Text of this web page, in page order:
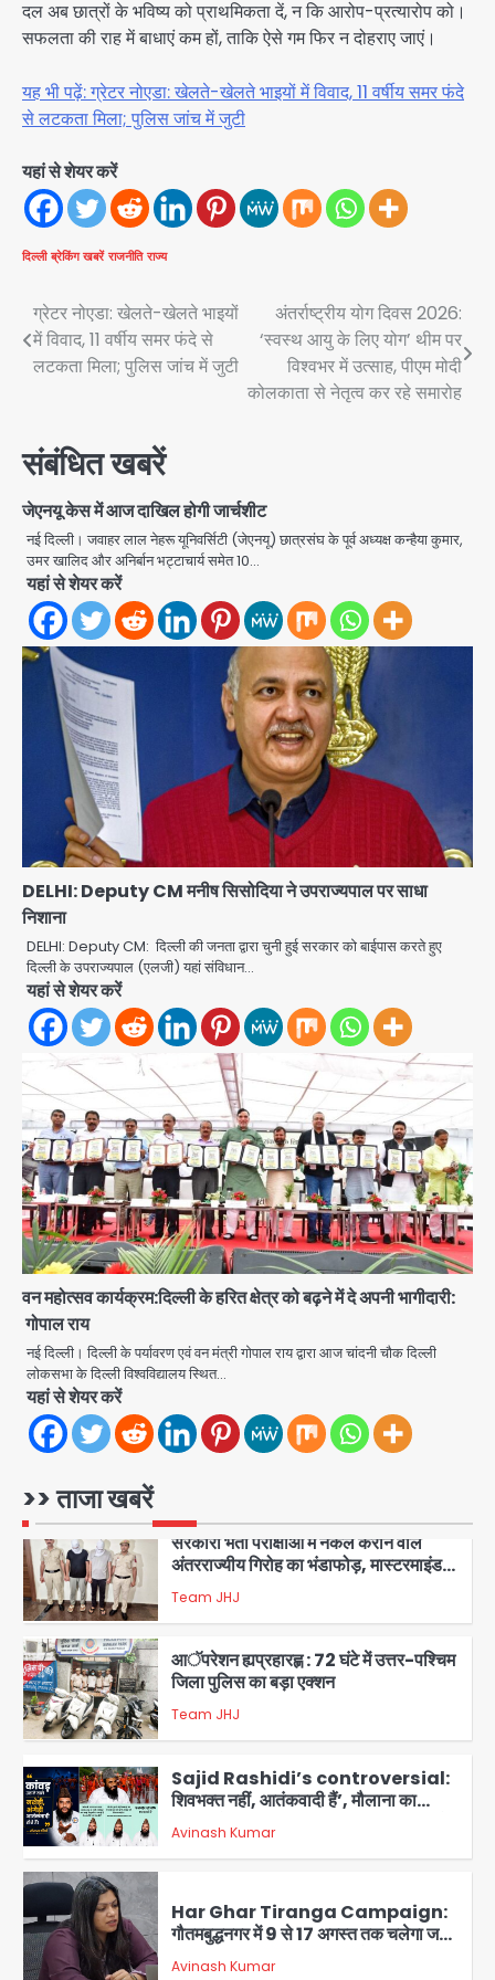
दल अब छात्रों के भविष्य को प्राथमिकता दें, न कि आरोप-प्रत्यारोप को।
सफलता की राह में बाधाएं कम हों, ताकि ऐसे गम फिर न दोहराए जाएं।
यह भी पढ़ें: ग्रेटर नोएडा: खेलते-खेलते भाइयों में विवाद, 11 वर्षीय समर फंदे
से लटकता मिला; पुलिस जांच में जुटी
यहां से शेयर करें
दिल्ली ब्रेकिंग खबरें राजनीति राज्य
Post
navigation
ग्रेटर नोएडा: खेलते-खेलते भाइयों
में विवाद, 11 वर्षीय समर फंदे से
लटकता मिला; पुलिस जांच में जुटी
अंतर्राष्ट्रीय योग दिवस 2026:
‘स्वस्थ आयु के लिए योग’ थीम पर
विश्वभर में उत्साह, पीएम मोदी
कोलकाता से नेतृत्व कर रहे समारोह
संबंधित खबरें
जेएनयू केस में आज दाखिल होगी जार्चशीट
नई दिल्ली। जवाहर लाल नेहरू यूनिवर्सिटी (जेएनयू) छात्रसंघ के पूर्व अध्यक्ष कन्हैया कुमार,
उमर खालिद और अनिर्बान भट्टाचार्य समेत 10…
यहां से शेयर करें
DELHI: Deputy CM मनीष सिसोदिया ने उपराज्यपाल पर साधा
निशाना
DELHI: Deputy CM: दिल्ली की जनता द्वारा चुनी हुई सरकार को बाईपास करते हुए
दिल्ली के उपराज्यपाल (एलजी) यहां संविधान…
यहां से शेयर करें
वन महोत्सव कार्यक्रम:दिल्ली के हरित क्षेत्र को बढ़ने में दे अपनी भागीदारी:
गोपाल राय
नई दिल्ली। दिल्ली के पर्यावरण एवं वन मंत्री गोपाल राय द्वारा आज चांदनी चौक दिल्ली
लोकसभा के दिल्ली विश्वविद्यालय स्थित…
यहां से शेयर करें
>> ताजा खबरें
एंटी-बर्गलरी सेल की बड़ी कामयाबी, चोरी के
माल की खरीद-फरोख्त करने वाले गिरोह का
Team JHJ
3
सरकारी भर्ती परीक्षाओं में नकल कराने वाले
अंतरराज्यीय गिरोह का भंडाफोड़, मास्टरमाइंड
जिला पुलिस का बड़ा एक्शन
Team JHJ
5
Sajid Rashidi’s controversial:
शिवभक्त नहीं, आतंकवादी हैं’, मौलाना का
कांवड़ियों पर विवादित बयान, BJP विधायक ने
कराई FIR, NSA की मांग
Avinash Kumar
Har Ghar Tiranga Campaign:
गौतमबुद्धनगर में 9 से 17 अगस्त तक चलेगा जन-
जागरूकता महाअभियान, डीएम ने की समीक्षा
बैठक
Avinash Kumar
2
एंटी-बर्गलरी सेल की बड़ी कामयाबी, चोरी के
भंडाफोड़
Team JHJ
3
अंतरराज्यीय गिरोह का भंडाफोड़, मास्टरमाइंड
समेत 7 गिरफ्तार
Team JHJ
4
Team JHJ
5
कांवड़ियों पर विवादित बयान, BJP विधायक ने
कराई FIR, NSA की मांग
Avinash Kumar
1
Har Ghar Tiranga Campaign:
जागरूकता महाअभियान, डीएम ने की समीक्षा
बैठक
Avinash Kumar